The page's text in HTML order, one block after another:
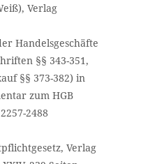
Verlag
Handelsgeschäfte
§§ 343-351,
§§ 373-382) in
zum HGB
2488
Verlag